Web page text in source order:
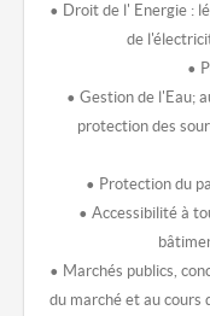
• Droit de l' Energie :
de
•
• Gestion de l'Eau;
protection des
• Protection du
• Accessibilité à
• Marchés publics,
du marché et au cours